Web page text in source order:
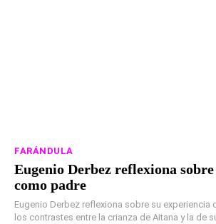
FARÁNDULA
Eugenio Derbez reflexiona
como padre
Eugenio Derbez reflexiona sobre su experiencia
los contrastes entre la crianza de Aitana y la de